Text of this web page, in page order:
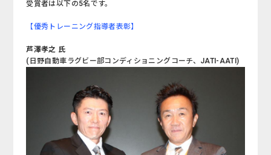
受賞者は以下の5名です。
【優秀トレーニング指導者表彰】
芦澤孝之 氏
(日野自動車ラグビー部コンディショニングコーチ、JATI-AATI)